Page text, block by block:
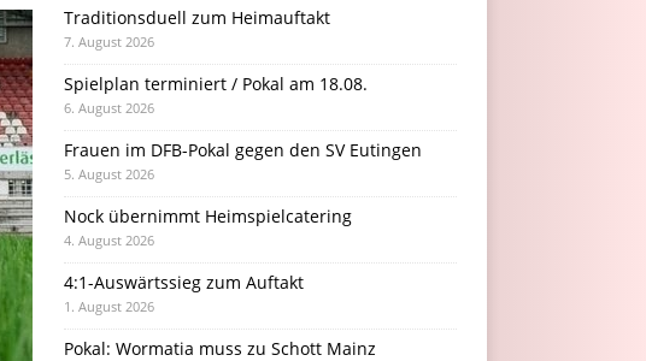
Traditionsduell zum Heimauftakt
7. August 2026
Spielplan terminiert / Pokal am 18.08.
6. August 2026
Frauen im DFB-Pokal gegen den SV Eutingen
5. August 2026
Nock übernimmt Heimspielcatering
4. August 2026
4:1-Auswärtssieg zum Auftakt
1. August 2026
Pokal: Wormatia muss zu Schott Mainz